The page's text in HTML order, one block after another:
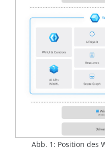
Abb. 1: Position des